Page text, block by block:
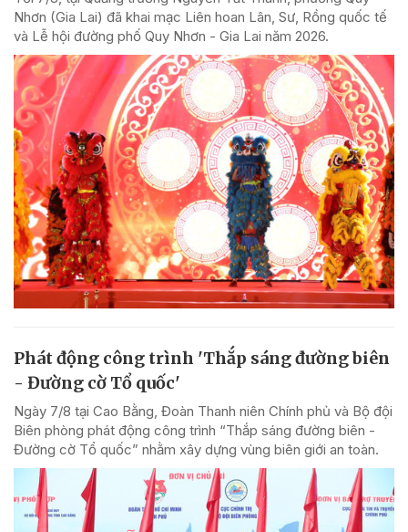
Nhơn (Gia Lai) đã khai mạc Liên hoan Lân, Sư, Rồng quốc tế
và Lễ hội đường phố Quy Nhơn - Gia Lai năm 2026.
Phát động công trình 'Thắp sáng đường biên
- Đường cờ Tổ quốc'
Ngày 7/8 tại Cao Bằng, Đoàn Thanh niên Chính phủ và Bộ đội
Biên phòng phát động công trình “Thắp sáng đường biên -
Đường cờ Tổ quốc” nhằm xây dựng vùng biên giới an toàn.